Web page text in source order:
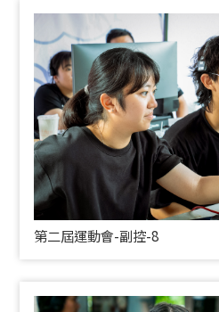
第二屆運動會-副控-8